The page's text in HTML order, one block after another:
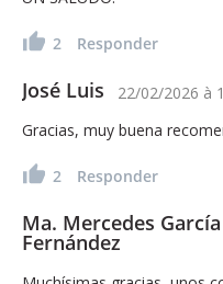
2 Responder
José Luis 22/02/2026 à
Gracias, muy buena
2 Responder
Ma. Mercedes García
Fernández